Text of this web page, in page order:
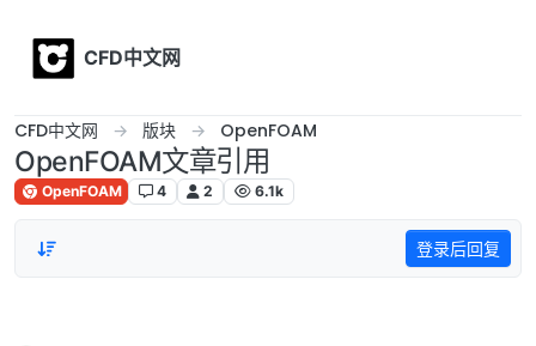
CFD中文网
CFD中文网 版块 OpenFOAM
OpenFOAM文章引用
OpenFOAM 4 2 6.1k
登录后回复